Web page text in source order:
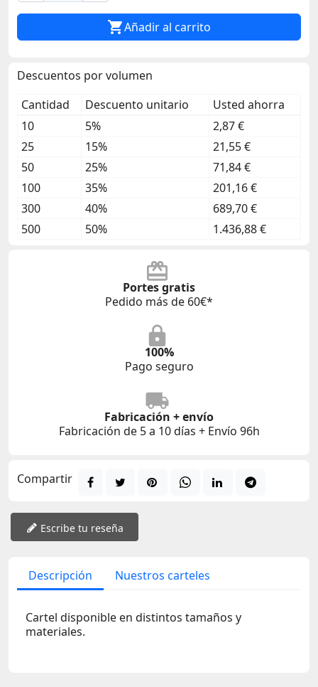
Añadir al carrito
Descuentos por volumen
Cantidad
Descuento unitario
Usted ahorra
10
5%
2,87 €
25
15%
21,55 €
50
25%
71,84 €
100
35%
201,16 €
300
40%
689,70 €
500
50% 1.436,88 €
Portes gratis
Pedido más de 60€*
100%
Pago seguro
Fabricación + envío
Fabricación de 5 a 10 días + Envío 96h
Compartir
Escribe tu reseña
Descripción Nuestros carteles
Cartel disponible en distintos tamaños y
materiales.